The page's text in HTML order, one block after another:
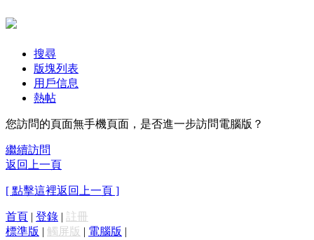
搜尋
版塊列表
用戶信息
熱帖
您訪問的頁面無手機頁面，是否進一步訪問電腦版？
繼續訪問
返回上一頁
[ 點擊這裡返回上一頁 ]
首頁 | 登錄 | 註冊
標準版 | 觸屏版 | 電腦版 |